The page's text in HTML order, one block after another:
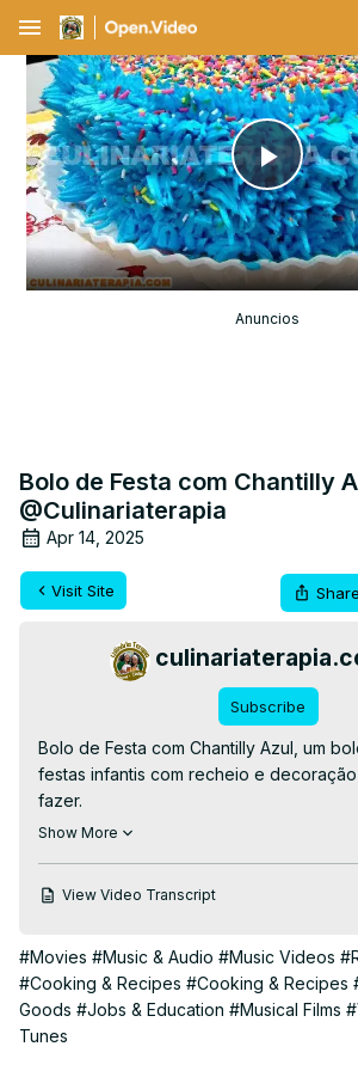
menu
Play
Video
Anuncios
Bolo de Festa com Chantilly
@Culinariaterapia
Apr 14, 2025
Visit Site Share
Subscribe
Bolo de Festa com Chantilly Azul, um
festas infantis com recheio e
fazer.
👉RECEITA ESCRITA👉
#bolodefesta #bolorecheado
#sobremesa #culinaria
Show More
View Video Transcript
#Movies #Music & Audio #Music Videos
#Cooking & Recipes #Cooking & Recipes
Goods #Jobs & Education #Musical Films
Tunes